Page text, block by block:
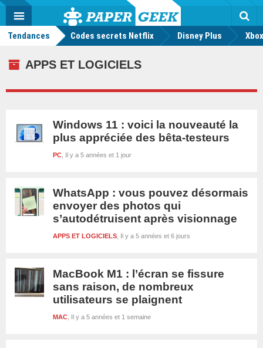
Actu
geek
MENU
Tendances Codes secrets Netflix Disney Plus
APPS ET LOGICIELS
Windows 11 : voici la nouveauté la
plus appréciée des bêta-testeurs
Il y a 5 années et 1 jour
PC
WhatsApp : vous pouvez désormais
envoyer des photos qui
s’autodétruisent après visionnage
Il y a 5 années et 6 jours
APPS ET LOGICIELS
MacBook M1 : l’écran se fissure
sans raison, de nombreux
utilisateurs se plaignent
Il y a 5 années et 1 semaine
MAC
Mode
FacebookTwitter Youtube